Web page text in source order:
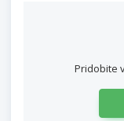
Pridobite